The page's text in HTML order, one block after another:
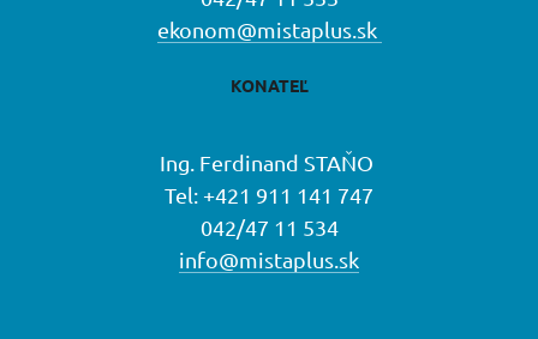
ekonom@mistaplus.sk
KONATEĽ
Ing. Ferdinand STAŇO
Tel: +421 911 141 747
042/47 11 534
info@mistaplus.sk